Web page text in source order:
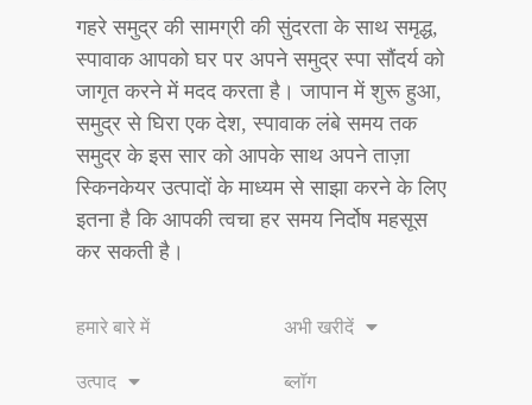
गहरे समुद्र की सामग्री की सुंदरता के साथ समृद्ध,
स्पावाक आपको घर पर अपने समुद्र स्पा सौंदर्य को
जागृत करने में मदद करता है। जापान में शुरू हुआ,
समुद्र से घिरा एक देश, स्पावाक लंबे समय तक
समुद्र के इस सार को आपके साथ अपने ताज़ा
स्किनकेयर उत्पादों के माध्यम से साझा करने के लिए
इतना है कि आपकी त्वचा हर समय निर्दोष महसूस
कर सकती है।
हमारे बारे में
उत्पाद
अभी खरीदें
ब्लॉग